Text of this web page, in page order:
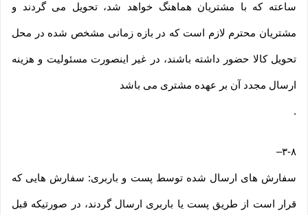
ساعته که با مشتریان هماهنگ خواهد شد، تحویل می گردند و
مشتریان محترم لازم است که در بازه زمانی مشخص شده در محل
تحویل کالا حضور داشته باشند، در غیر اینصورت مسئولیت و هزینه
ارسال مجدد آن بر عهده مشتری می باشد
.
۳-۸–
سفارش های ارسال شده توسط پست و باربری: سفارش هایی که
قرار است از طریق پست یا باربری ارسال گردند، در صورتیکه قبل